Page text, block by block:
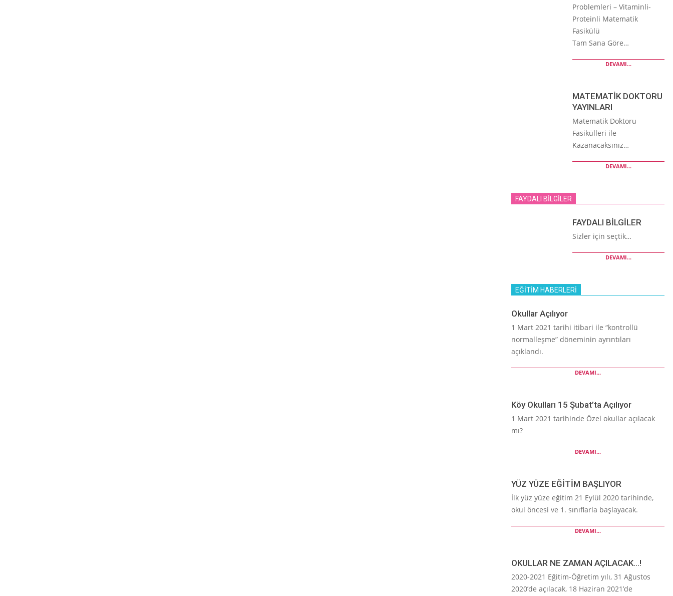
Problemleri – Vitaminli-
Proteinli Matematik
Fasikülü
Tam Sana Göre…
DEVAMI...
MATEMATİK DOKTORU
YAYINLARI
Matematik Doktoru
Fasikülleri ile
Kazanacaksınız…
DEVAMI...
FAYDALI BİLGİLER
FAYDALI BİLGİLER
Sizler için seçtik…
DEVAMI...
EĞİTİM HABERLERİ
Okullar Açılıyor
1 Mart 2021 tarihi itibari ile “kontrollü
normalleşme” döneminin ayrıntıları
açıklandı.
DEVAMI...
Köy Okulları 15 Şubat’ta Açılıyor
1 Mart 2021 tarihinde Özel okullar açılacak
mı?
DEVAMI...
YÜZ YÜZE EĞİTİM BAŞLIYOR
İlk yüz yüze eğitim 21 Eylül 2020 tarihinde,
okul öncesi ve 1. sınıflarla başlayacak.
DEVAMI...
OKULLAR NE ZAMAN AÇILACAK…!
2020-2021 Eğitim-Öğretim yılı, 31 Ağustos
2020’de açılacak, 18 Haziran 2021’de